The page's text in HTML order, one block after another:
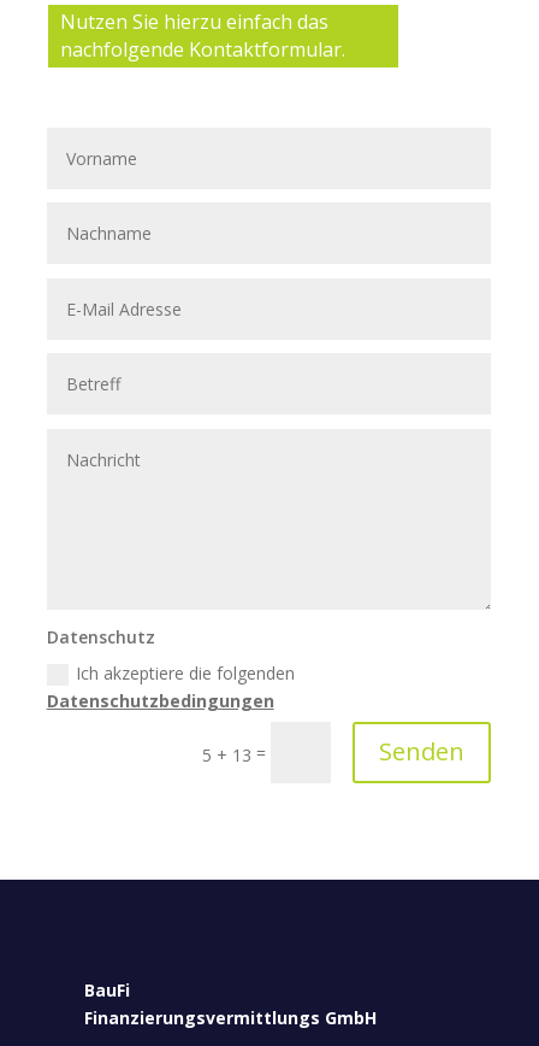
Nutzen Sie hierzu einfach das
nachfolgende Kontaktformular.
Datenschutz
Ich akzeptiere die folgenden
Datenschutzbedingungen
5 + 13 = Senden
BauFi
Finanzierungsvermittlungs GmbH